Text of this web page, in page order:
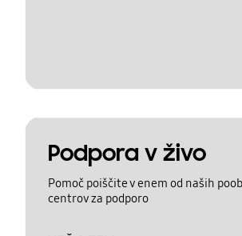
Podpora v živo
Pomoč poiščite v enem od naših
centrov za podporo